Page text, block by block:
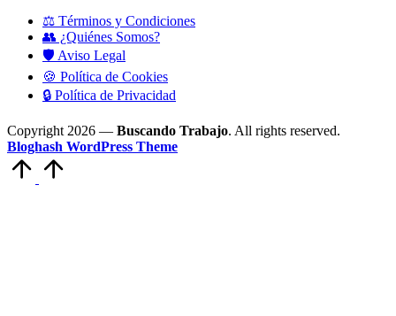
⚖️ Términos y Condiciones
👥 ¿Quiénes Somos?
🛡️ Aviso Legal
🍪 Política de Cookies
🔒 Política de Privacidad
Copyright 2026 — Buscando Trabajo. All rights reserved.
Bloghash WordPress Theme